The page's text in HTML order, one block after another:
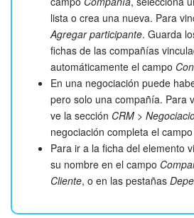
lista o crea una nueva. Para
Agregar participante. Guarda
fichas de las compañías
automáticamente el campo
En una negociación puede
pero solo una compañía. Para
ve la sección CRM >
negociación completa el campo
Para ir a la ficha del elemento
su nombre en el campo
Cliente, o en las pestañas